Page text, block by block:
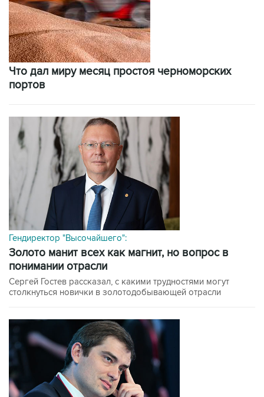
Что дал миру месяц простоя черноморских
портов
Гендиректор "Высочайшего":
Золото манит всех как магнит, но вопрос в
понимании отрасли
Сергей Гостев рассказал, с какими трудностями могут
столкнуться новички в золотодобывающей отрасли